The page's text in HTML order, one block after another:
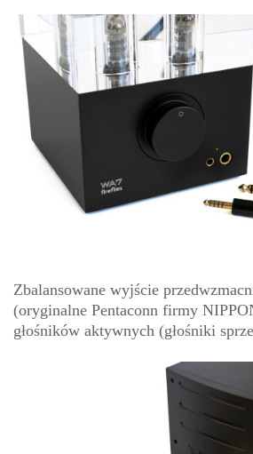
Zbalansowane wyjście
(oryginalne Pentaconn firmy
głośników aktywnych (głośniki